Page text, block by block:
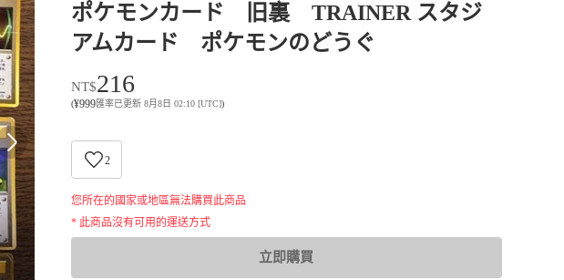
ポケモンカード 旧裏 TRAINER スタジ
アムカード ポケモンのどうぐ
NT$216
(¥999匯率已更新 8月8日 02:10 [UTC])
2
您所在的國家或地區無法購買此商品
* 此商品沒有可用的運送方式
立即購買